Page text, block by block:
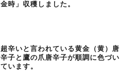
金時」収穫しました。
超辛いと言われている黄金（黄）唐
辛子と鷹の爪唐辛子が順調に色づい
ています。